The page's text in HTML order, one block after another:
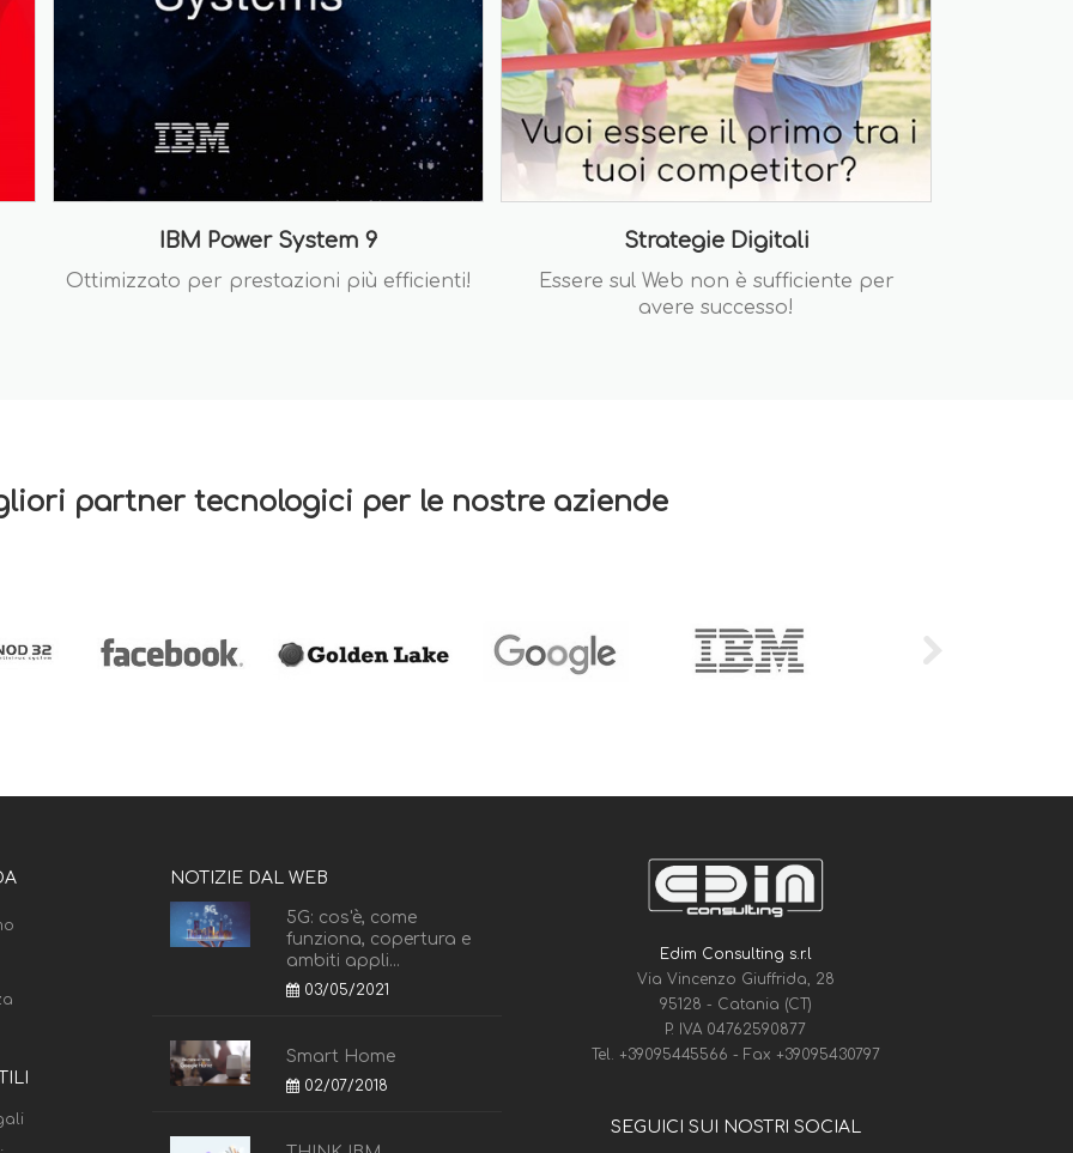
IBM Power System 9
Ottimizzato per prestazioni più efficienti!
Strategie Digitali
Essere sul Web non è sufficiente per
avere successo!
partner tecnologici per le nostre aziende
NOTIZIE DAL WEB
5G: cos'è, come
funziona, copertura e
ambiti appli...
03/05/2021
Smart Home
02/07/2018
Edim Consulting s.r.l
Via Vincenzo Giuffrida, 28
95128 - Catania (CT)
P. IVA 04762590877
Tel. +39095445566 - Fax +39095430797
SEGUICI SUI NOSTRI SOCIAL